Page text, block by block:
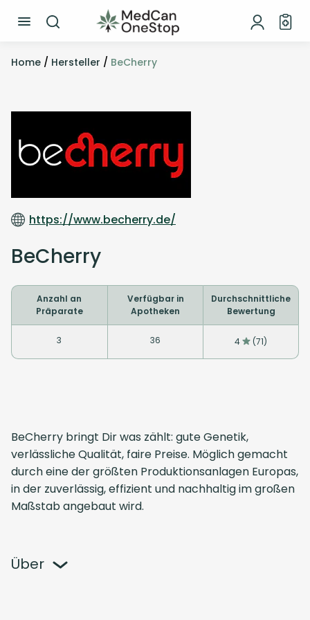
Home / Hersteller / BeCherry
https://www.becherry.de/
BeCherry
Anzahl an
Präparate
3
Verfügbar in
Apotheken
36
Durchschnittliche
Bewertung
4 (71)
BeCherry bringt Dir was zählt: gute Genetik,
verlässliche Qualität, faire Preise. Möglich gemacht
durch eine der größten Produktionsanlagen Europas,
in der zuverlässig, effizient und nachhaltig im großen
Maßstab angebaut wird.
Über